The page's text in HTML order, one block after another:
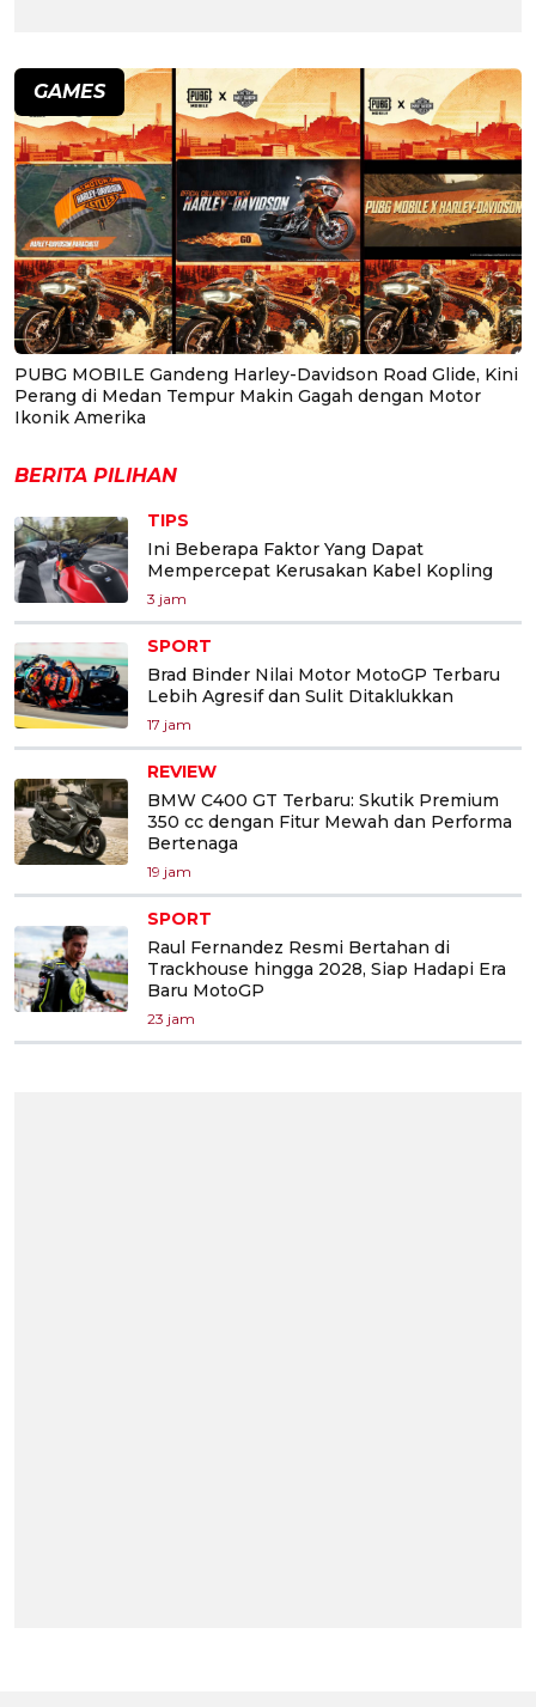
GAMES
PUBG MOBILE Gandeng Harley-Davidson Road Glide, Kini
Perang di Medan Tempur Makin Gagah dengan Motor
Ikonik Amerika
BERITA PILIHAN
TIPS
Ini Beberapa Faktor Yang Dapat
Mempercepat Kerusakan Kabel Kopling
3 jam
SPORT
Brad Binder Nilai Motor MotoGP Terbaru
Lebih Agresif dan Sulit Ditaklukkan
17 jam
REVIEW
BMW C400 GT Terbaru: Skutik Premium
350 cc dengan Fitur Mewah dan Performa
Bertenaga
19 jam
SPORT
Raul Fernandez Resmi Bertahan di
Trackhouse hingga 2028, Siap Hadapi Era
Baru MotoGP
23 jam